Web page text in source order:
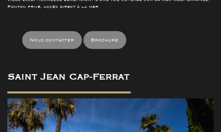
Ponton privé, accès direct à la mer.
Nous contacter Brochure
Saint Jean Cap-Ferrat